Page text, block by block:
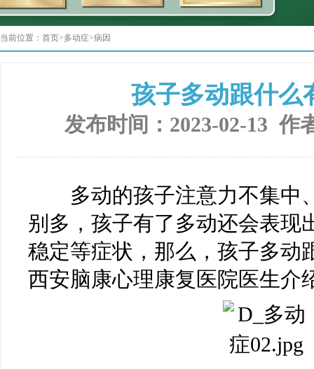
当前位置： 首页>多动症>病因
孩子多动跟什么
发布时间：2023-02-13 作
多动的孩子注意力不集中
别多，孩子有了多动还会表现
稳定等症状，那么，孩子多动
西安脑康心理康复医院医生介